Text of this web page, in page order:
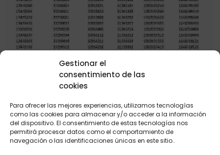
Gestionar el
consentimiento de las
cookies
Para ofrecer las mejores experiencias, utilizamos tecnologías
como las cookies para almacenar y/o acceder a la información
del dispositivo. El consentimiento de estas tecnologías nos
permitirá procesar datos como el comportamiento de
navegación o las identificaciones únicas en este sitio..